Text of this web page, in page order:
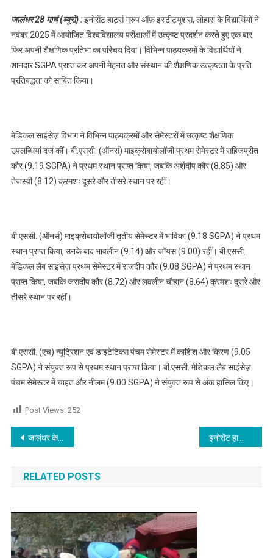
में शानदार प्रदर्शन
कर संस्थान का नाम
किया रोशन
जालंधर 28 मार्च (ब्यूरो) :इनोसेंट हार्ट्स ग्रुप ऑफ़ इंस्टीट्यूशंस, लोहारां के विद्यार्थियों ने
नवंबर 2025 में आयोजित विश्वविद्यालय परीक्षाओं में उत्कृष्ट प्रदर्शन करते हुए एक बार
फिर अपनी शैक्षणिक प्रतिभा का परिचय दिया। विभिन्न पाठ्यक्रमों के विद्यार्थियों ने
शानदार SGPA प्राप्त कर अपनी मेहनत और संस्थान की शैक्षणिक उत्कृष्टता के प्रति
प्रतिबद्धता को साबित किया।
मेडिकल साइंसेज़ विभाग ने विभिन्न पाठ्यक्रमों और सेमेस्टरों में उत्कृष्ट शैक्षणिक
उपलब्धियां दर्ज कीं। बी.एससी. (ऑनर्स) माइक्रोबायोलॉजी प्रथम सेमेस्टर में सहिजप्रीत
कौर (9.19 SGPA) ने प्रथम स्थान प्राप्त किया, जबकि अर्शदीप कौर (8.85) और
तेजस्वी (8.12) क्रमशः दूसरे और तीसरे स्थान पर रहीं।
बी.एससी. (ऑनर्स) माइक्रोबायोलॉजी तृतीय सेमेस्टर में भाविका (9.18 SGPA) ने प्रथम
स्थान प्राप्त किया, उनके बाद भावलीन (9.14) और जॉयस (9.00) रहीं। बी.एससी.
मेडिकल लैब साइंसेज़ प्रथम सेमेस्टर में राजदीप कौर (9.08 SGPA) ने प्रथम स्थान
प्राप्त किया, जबकि जसदीप कौर (8.72) और लवलीन चौहान (8.64) क्रमशः दूसरे और
तीसरे स्थान पर रहीं।
बी.एससी. (एच) न्यूट्रिशन एवं डाइटेटिक्स पंचम सेमेस्टर में काशिश और किरण (9.05
SGPA) ने संयुक्त रूप से प्रथम स्थान प्राप्त किया। बी.एससी. मेडिकल लैब साइंसेज़
पंचम सेमेस्टर में चाहत और नीलम (9.00 SGPA) ने संयुक्त रूप से अंक हासिल किए।
Post Views: 252
Post navigation
जालंधर के इस बड़े स्कूल की प्रिंसिपल का फोन हैक कर जानकारों को msg कर करी पैसों की मांग इनोसेंट हार्ट्स स्कूल में ‘दिशा’- एन इनिशिएटिव के तहत ‘टीचर एनरिचमेंट सैशन” का आयोजन
RELATED POSTS